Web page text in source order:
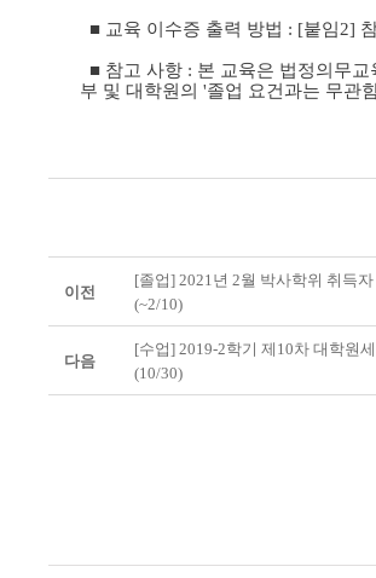
■ 교육 이수증 출력 방법 : [붙임2]
■ 참고 사항 : 본 교육은 법정의무교
부 및 대학원의 '졸업 요건과는 무관
이전
[졸업] 2021년 2월 박사학위 취득
(~2/10)
다음
[수업] 2019-2학기 제10차 대학원
(10/30)